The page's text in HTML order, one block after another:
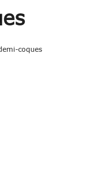
coques